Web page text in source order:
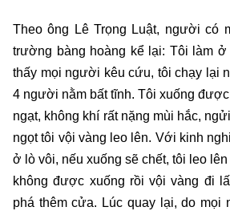
Theo ông Lê Trọng Luật, người có
trường bàng hoàng kể lại: Tôi làm
thấy mọi người kêu cứu, tôi chạy lại
4 người nằm bất tĩnh. Tôi xuống
ngạt, không khí rất nặng mùi hắc,
ngọt tôi vội vàng leo lên. Với kinh
ở lò vôi, nếu xuống sẽ chết, tôi leo
không được xuống rồi vội vàng đi
phá thêm cửa. Lúc quay lại, do mọi